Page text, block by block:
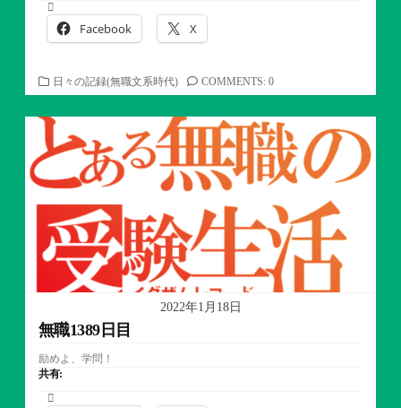
Facebook X
カ
テ
ゴ
ー
日々の記録(無職文系時代) COMMENTS: 0
2022年1月18日
無職1389日目
励めよ、学問！
共有: